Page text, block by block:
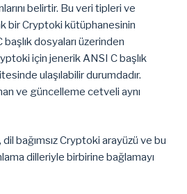
belirtir. Bu veri tipleri ve
bir Cryptoki kütüphanesinin
başlık dosyaları üzerinden
için jenerik ANSI C başlık
ulaşılabilir durumdadır.
ve güncelleme cetveli aynı
bağımsız Cryptoki arayüzü ve bu
dilleriyle birbirine bağlamayı